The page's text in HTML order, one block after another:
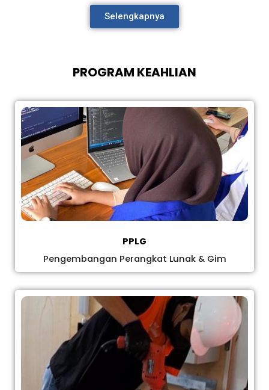
Selengkapnya
PROGRAM KEAHLIAN
PPLG
Pengembangan Perangkat Lunak & Gim